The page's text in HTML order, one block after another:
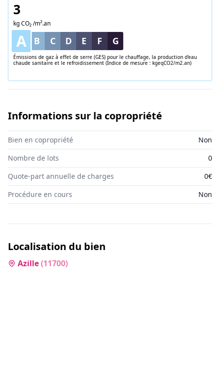
3
kg CO₂ /m².an
A B C D E F G
Émissions de gaz à effet de serre (GES) pour le chauffage, la production d'eau
chaude sanitaire et le refroidissement (Indice de mesure : kgeqCO2/m2.an)
Informations sur la copropriété
Bien en copropriété
Non
Nombre de lots
0
Quote-part annuelle de charges
0€
Procédure en cours
Non
Localisation du bien
Azille(11700)